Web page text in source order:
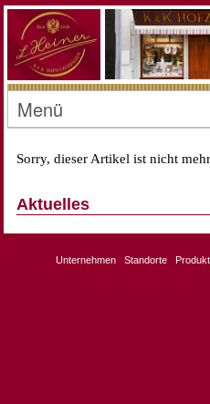
Menü
Sorry, dieser Artikel ist nicht
Aktuelles
Unternehmen Standorte